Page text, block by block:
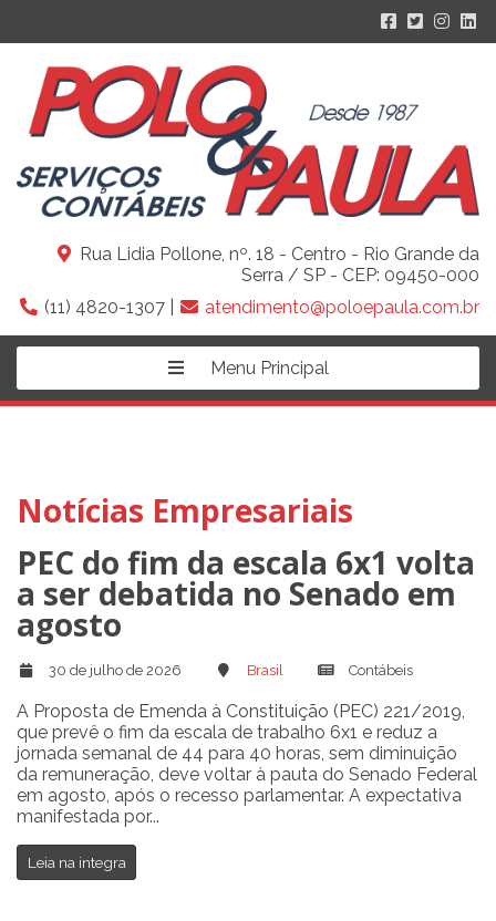
Rua Lidia Pollone, nº. 18 - Centro - Rio Grande da
Serra / SP - CEP: 09450-000
(11) 4820-1307 |
atendimento@poloepaula.com.br
Menu Principal
Notícias Empresariais
PEC do fim da escala 6x1 volta
a ser debatida no Senado em
agosto
30 de julho de 2026 Brasil Contábeis
A Proposta de Emenda à Constituição (PEC) 221/2019,
que prevê o fim da escala de trabalho 6x1 e reduz a
jornada semanal de 44 para 40 horas, sem diminuição
da remuneração, deve voltar à pauta do Senado Federal
em agosto, após o recesso parlamentar. A expectativa
manifestada por...
Leia na integra